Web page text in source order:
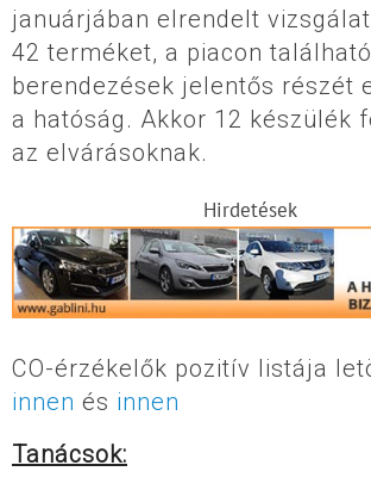
januárjában elrendelt
42 terméket, a piacon található
berendezések jelentős részét
a hatóság. Akkor 12 készülék
az elvárásoknak.
Hirdetések
CO-érzékelők pozitív listája
innen és innen
Tanácsok: